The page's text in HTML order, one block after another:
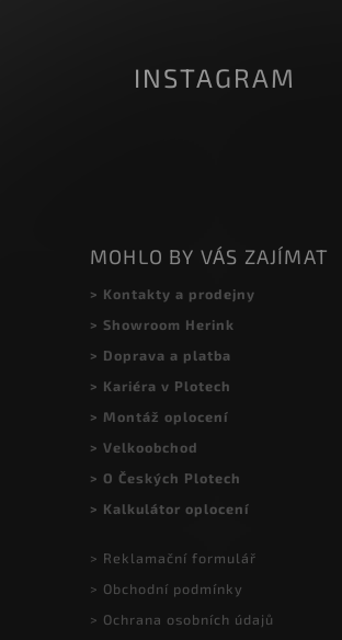
MOHLO BY VÁS ZAJÍMAT
> Kalkulátor oplocení